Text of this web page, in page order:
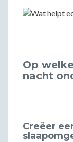
Op
nacht
Creëer